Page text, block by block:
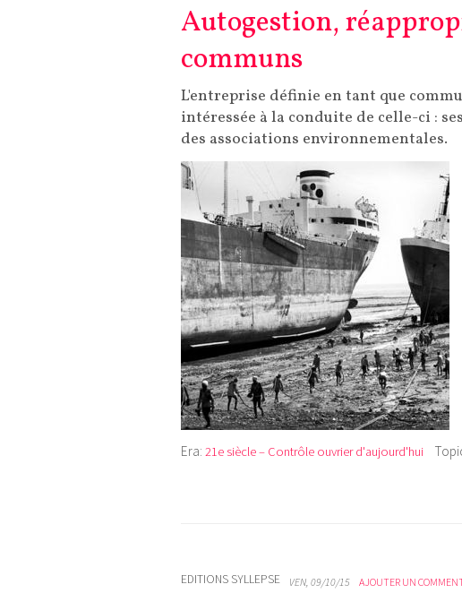
Autogestion,
communs
L'entreprise définie en tant que
intéressée à la conduite de celle-ci :
des associations environnementales.
Era: 21e siècle – Contrôle ouvrier d'aujourd'hui
EDITIONS SYLLEPSE VEN, 09/10/15 AJOUTER UN